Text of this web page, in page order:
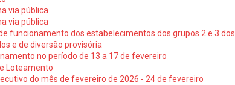
via pública
via pública
funcionamento dos estabelecimentos dos grupos 2 e 3 dos
e de diversão provisória
no período de 13 a 17 de fevereiro
Loteamento
do mês de fevereiro de 2026 - 24 de fevereiro